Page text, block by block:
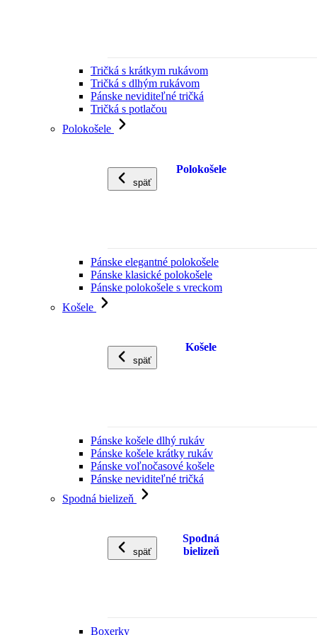
Tričká s krátkym rukávom
Tričká s dlhým rukávom
Pánske neviditeľné tričká
Tričká s potlačou
Polokošele
späť
Polokošele
Pánske elegantné polokošele
Pánske klasické polokošele
Pánske polokošele s vreckom
Košele
späť
Košele
Pánske košele dlhý rukáv
Pánske košele krátky rukáv
Pánske voľnočasové košele
Pánske neviditeľné tričká
Spodná bielizeň
späť
Spodná
bielizeň
Boxerky